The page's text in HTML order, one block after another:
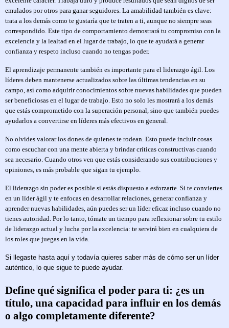
emulados por otros para ganar seguidores. La amabilidad también es clave:
trata a los demás como te gustaría que te traten a ti, aunque no siempre seas
correspondido. Este tipo de comportamiento demostrará tu compromiso con la
excelencia y la lealtad en el lugar de trabajo, lo que te ayudará a generar
confianza y respeto incluso cuando no tengas poder.
El aprendizaje permanente también es importante para el liderazgo ágil. Los
líderes deben mantenerse actualizados sobre las últimas tendencias en su
campo, así como adquirir conocimientos sobre nuevas habilidades que pueden
ser beneficiosas en el lugar de trabajo. Esto no solo les mostrará a los demás
que estás comprometido con la superación personal, sino que también puedes
ayudarlos a convertirse en líderes más efectivos en general.
No olvides valorar los dones de quienes te rodean. Esto puede incluir cosas
como escuchar con una mente abierta y brindar críticas constructivas cuando
sea necesario. Cuando otros ven que estás considerando sus contribuciones y
opiniones, es más probable que sigan tu ejemplo.
El liderazgo sin poder es posible si estás dispuesto a esforzarte. Si te conviertes
en un líder ágil y te enfocas en desarrollar relaciones, generar confianza y
aprender nuevas habilidades, aún puedes ser un líder eficaz incluso cuando no
tienes autoridad. Por lo tanto, tómate un tiempo para reflexionar sobre tu estilo
de liderazgo actual y lucha por la excelencia: te servirá bien en cualquiera de
los roles que juegas en la vida.
Si llegaste hasta aquí y todavía quieres saber más de cómo ser un líder
auténtico, lo que sigue te puede ayudar.
Define qué significa el poder para ti: ¿es un
título, una capacidad para influir en los demás
o algo completamente diferente?